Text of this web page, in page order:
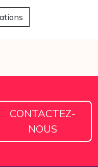
CONTACTEZ-
NOUS